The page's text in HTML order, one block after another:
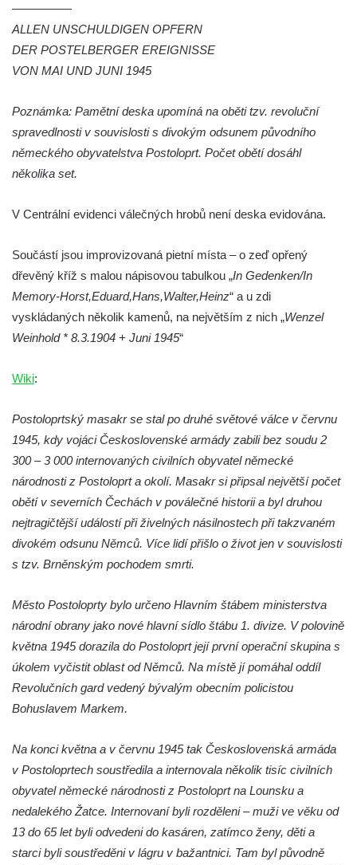
Hrob Jana Foitla na hřbitově ve Velešíně
Hrob Ludvíka Tůmy na hřbitově ve Velešíně
u kostela svatého Václava ve Velešíně
Pamětní deska 240 MILES TO FREEDOM u
pomníku obětem válek na náměstí J. V.
Kamarýta ve Velešíně
náměstí J. V. Kamarýta ve Velešíně
Římově
Pomník obětem 1. světové války v Dolním
Plavu
Kenotaf Pepiho Meisela na hřbitově v
Kenotaf Leopolda Malata na hřbitově v
Kenotaf Antona Klause na hřbitově v
Dolním Podluží
Dolním Podluží
Kenotaf Josefa Stolle na hřbitově v Dolním
Podluží
Pomník obětem 1. světové války na
židovském hřbitově v Mostě
Pamětní deska Miroslava Švice na domě
čp. 43 v Lužci nad Vltavou
Pomník obětem 2. světové války v ulici 1.
máje v Lužci nad Vltavou
Pomník obětem válek v ulici 1. máje v Lužci
—————
ALLEN UNSCHULDIGEN OPFERN
DER POSTELBERGER EREIGNISSE
VON MAI UND JUNI 1945
Poznámka: Pamětní deska upomíná na oběti tzv. revoluční
spravedlnosti v souvislosti s divokým odsunem původního
německého obyvatelstva Postoloprt. Počet obětí dosáhl
několika set.
V Centrální evidenci válečných hrobů není deska evidována.
Součástí jsou improvizovaná pietní místa – o zeď opřený
dřevěný kříž s malou nápisovou tabulkou „In Gedenken/In
Memory-Horst,Eduard,Hans,Walter,Heinz“ a u zdi
vyskládaných několik kamenů, na největším z nich „Wenzel
Weinhold * 8.3.1904 + Juni 1945“
Wiki:
Postoloprtský masakr se stal po druhé světové válce v červnu
1945, kdy vojáci Československé armády zabili bez soudu 2
300 – 3 000 internovaných civilních obyvatel německé
národnosti z Postoloprt a okolí. Masakr si připsal největší počet
obětí v severních Čechách v poválečné historii a byl druhou
nejtragičtější událostí při živelných násilnostech při takzvaném
divokém odsunu Němců. Více lidí přišlo o život jen v souvislosti
s tzv. Brněnským pochodem smrti.
Město Postoloprty bylo určeno Hlavním štábem ministerstva
národní obrany jako nové hlavní sídlo štábu 1. divize. V polovině
května 1945 dorazila do Postoloprt její první operační skupina s
úkolem vyčistit oblast od Němců. Na místě jí pomáhal oddíl
Revolučních gard vedený bývalým obecním policistou
Bohuslavem Markem.
Na konci května a v červnu 1945 tak Československá armáda
v Postoloprtech soustředila a internovala několik tisíc civilních
obyvatel německé národnosti z Postoloprt na Lounsku a
nedalekého Žatce. Internovaní byli rozděleni – muži ve věku od
13 do 65 let byli odvedeni do kasáren, zatímco ženy, děti a
starci byli soustředěni v lágru v bažantnici. Tam byl původně